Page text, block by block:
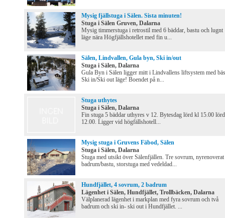
Mysig fjällstuga i Sälen. Sista minuten!
Stuga i Sälen Gruven, Dalarna
Mysig timmerstuga i retrostil med 6 bäddar, bastu och lugnt
läge nära Högfjällshotellet med fin u...
Sälen, Lindvallen, Gula byn, Ski in/out
Stuga i Sälen, Dalarna
Gula Byn i Sälen ligger mitt i Lindvallens liftsystem med
Ski in/Ski out läge! Boendet på n...
Stuga uthytes
Stuga i Sälen, Dalarna
Fin stuga 5 bäddar uthyres v 12. Bytesdag lörd kl 15.00
12.00. Ligger vid högfällshotell...
Mysig stuga i Gruvens Fäbod, Sälen
Stuga i Sälen, Dalarna
Stuga med utsikt över Sälenfjällen. Tre sovrum, nyrenoverat
badrum/bastu, storstuga med vedeldad...
Hundfjället, 4 sovrum, 2 badrum
Lägenhet i Sälen, Hundfjället, Trollbäcken, Dalarna
Välplanerad lägenhet i markplan med fyra sovrum och två
badrum och ski in- ski out i Hundfjället. ...